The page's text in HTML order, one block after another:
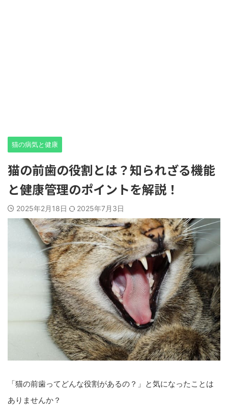
猫の病気と健康
猫の前歯の役割とは？知られざる機能
と健康管理のポイントを解説！
2025年2月18日 2025年7月3日
「猫の前歯ってどんな役割があるの？」と気になったことは
ありませんか？